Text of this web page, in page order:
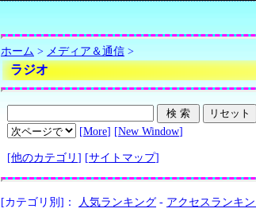
ホーム > メディア＆通信 >
ラジオ
[More] [New Window]
[他のカテゴリ ] [サイトマップ]
[カテゴリ別]： 人気ランキング - アクセスランキ